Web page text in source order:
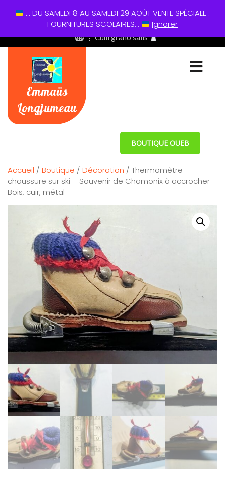
01 60 49 13 60
⋮ Cum grano salis
Emmaüs
Longjumeau
BOUTIQUE OUEB
Accueil / Boutique / Décoration / Thermomètre
chaussure sur ski – Souvenir de Chamonix à accrocher –
Bois, cuir, métal
... DU SAMEDI 8 AU SAMEDI 29 AOÛT VENTE SPÉCIALE :
FOURNITURES SCOLAIRES...
Ignorer